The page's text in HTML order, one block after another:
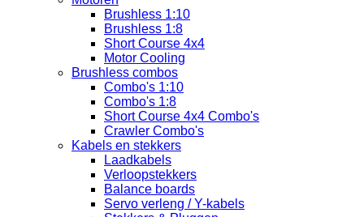
Brushless 1:10
Brushless 1:8
Short Course 4x4
Motor Cooling
Brushless combos
Combo's 1:10
Combo's 1:8
Short Course 4x4 Combo's
Crawler Combo's
Kabels en stekkers
Laadkabels
Verloopstekkers
Balance boards
Servo verleng / Y-kabels